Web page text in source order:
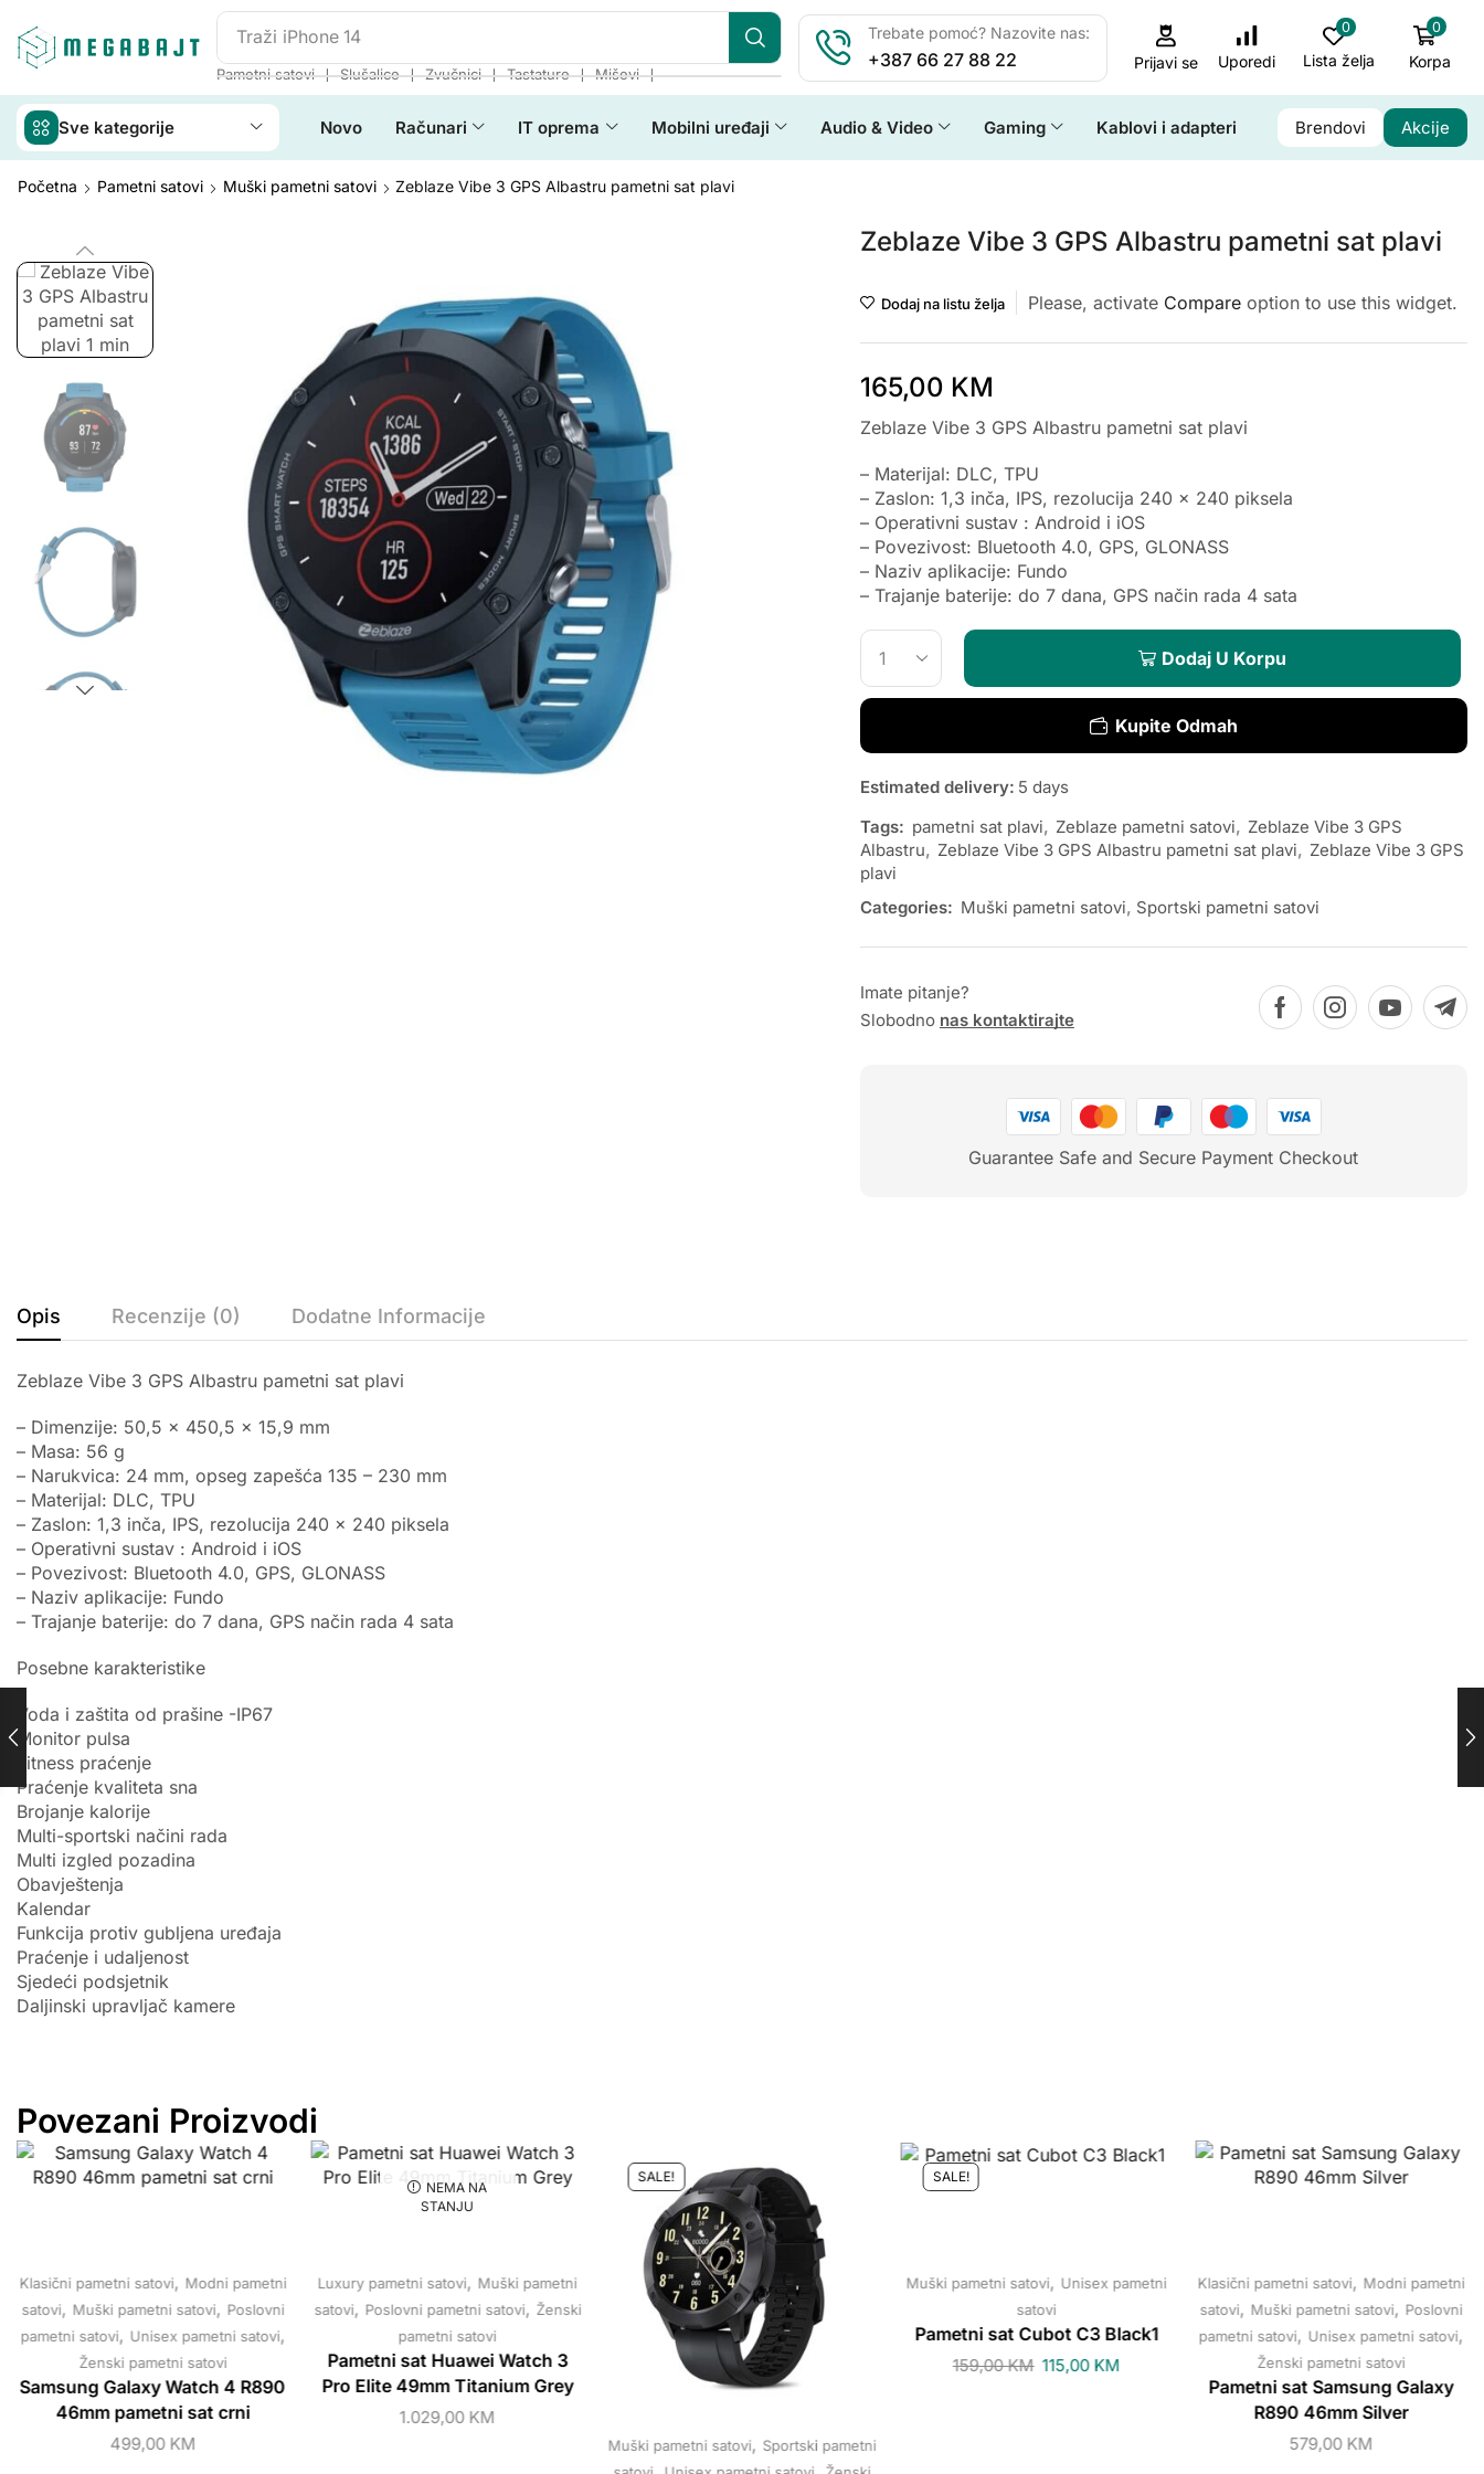
Traži iPhone 14
Pametni satovi ❘ Slušalice ❘ Zvučnici ❘ Tastature ❘ Miševi ❘
Trebate pomoć? Nazovite nas:
+387 66 27 88 22 Prijavi se Uporedi
0
Lista želja
0
Korpa
Sve kategorije Novo Računari IT oprema Mobilni uređaji Audio & Video Gaming Kablovi i adapteri Brendovi Akcije
Početna Pametni satovi Muški pametni satovi Zeblaze Vibe 3 GPS Albastru pametni sat plavi
Zeblaze Vibe 3 GPS Albastru pametni sat plavi
Dodaj na listu želja Please, activate Compareoption to use this widget.
165,00 KM
Zeblaze Vibe 3 GPS Albastru pametni sat plavi
– Materijal: DLC, TPU
– Zaslon: 1,3 inča, IPS, rezolucija 240 x 240 piksela
– Operativni sustav : Android i iOS
– Povezivost: Bluetooth 4.0, GPS, GLONASS
– Naziv aplikacije: Fundo
– Trajanje baterije: do 7 dana, GPS način rada 4 sata
Dodaj U Korpu
Kupite Odmah
Estimated delivery: 5 days
Tags: pametni sat plavi, Zeblaze pametni satovi, Zeblaze Vibe 3 GPS
Albastru, Zeblaze Vibe 3 GPS Albastru pametni sat plavi, Zeblaze Vibe 3 GPS
plavi
Categories: Muški pametni satovi, Sportski pametni satovi
Imate pitanje?
Slobodno nas kontaktirajte
Guarantee Safe and Secure Payment Checkout
Opis Recenzije (0) Dodatne Informacije
Zeblaze Vibe 3 GPS Albastru pametni sat plavi
– Dimenzije: 50,5 x 450,5 x 15,9 mm
– Masa: 56 g
– Narukvica: 24 mm, opseg zapešća 135 – 230 mm
– Materijal: DLC, TPU
– Zaslon: 1,3 inča, IPS, rezolucija 240 x 240 piksela
– Operativni sustav : Android i iOS
– Povezivost: Bluetooth 4.0, GPS, GLONASS
– Naziv aplikacije: Fundo
– Trajanje baterije: do 7 dana, GPS način rada 4 sata
Posebne karakteristike
Voda i zaštita od prašine -IP67
Monitor pulsa
Fitness praćenje
Praćenje kvaliteta sna
Brojanje kalorije
Multi-sportski načini rada
Multi izgled pozadina
Obavještenja
Kalendar
Funkcija protiv gubljena uređaja
Praćenje i udaljenost
Sjedeći podsjetnik
Daljinski upravljač kamere
Povezani Proizvodi
Klasični pametni satovi, Modni pametni
satovi, Muški pametni satovi, Poslovni
pametni satovi, Unisex pametni satovi,
Ženski pametni satovi
Samsung Galaxy Watch 4 R890
46mm pametni sat crni
499,00 KM
NEMA NA
STANJU
Luxury pametni satovi, Muški pametni
satovi, Poslovni pametni satovi, Ženski
pametni satovi
Pametni sat Huawei Watch 3
Pro Elite 49mm Titanium Grey
1.029,00 KM
SALE!
Muški pametni satovi, Sportski pametni
SALE!
Muški pametni satovi, Unisex pametni
satovi
Pametni sat Cubot C3 Black1
159,00KM 115,00 KM
Klasični pametni satovi, Modni pametni
satovi, Muški pametni satovi, Poslovni
pametni satovi, Unisex pametni satovi,
Ženski pametni satovi
Pametni sat Samsung Galaxy
R890 46mm Silver
579,00 KM